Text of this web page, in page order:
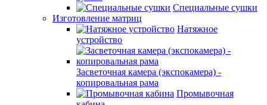
Специальные сушки
Изготовление матриц
Натяжное
устройство
Засветочная камера (экспокамера) -
копировальная рама
Промывочная